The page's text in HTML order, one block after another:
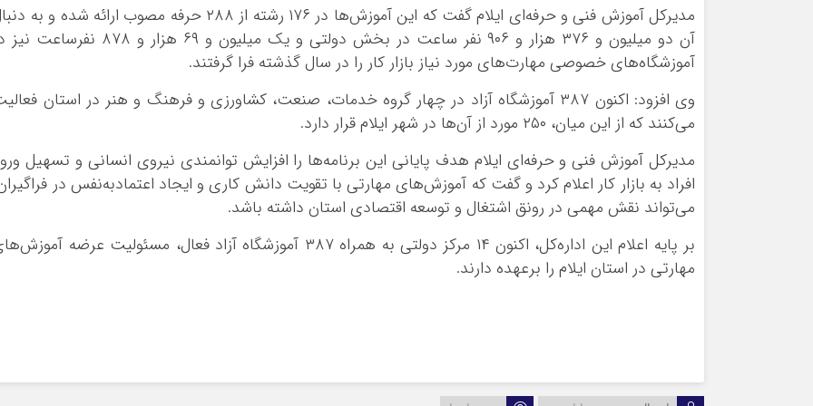
کرمانشاه
گیلان
مازندران
مرکزی
همدان
مدیرکل آموزش فنی و حرفه‌ای ایلام گفت که این آموزش‌ها در ۱۷۶ رشته از ۲۸۸ حرفه مصوب ارائه شده و به
آن دو میلیون و ۳۷۶ هزار و ۹۰۶ نفر ساعت در بخش دولتی و یک میلیون و ۶۹ هزار و ۸۷۸
آموزشگاه‌های خصوصی مهارت‌های مورد نیاز بازار کار را در سال گذشته فرا گرفتند.
وی افزود: اکنون ۳۸۷ آموزشگاه آزاد در چهار گروه خدمات، صنعت، کشاورزی و فرهنگ و هنر در استان
می‌کنند که از این میان، ۲۵۰ مورد از آن‌ها در شهر ایلام قرار دارد.
مدیرکل آموزش فنی و حرفه‌ای ایلام هدف پایانی این برنامه‌ها را افزایش توانمندی نیروی انسانی و تسهیل
افراد به بازار کار اعلام کرد و گفت که آموزش‌های مهارتی با تقویت دانش کاری و ایجاد اعتمادبه‌نفس در
می‌تواند نقش مهمی در رونق اشتغال و توسعه اقتصادی استان داشته باشد.
بر پایه اعلام این اداره‌کل، اکنون ۱۴ مرکز دولتی به همراه ۳۸۷ آموزشگاه آزاد فعال، مسئولیت عرضه
مهارتی در استان ایلام را برعهده دارند.